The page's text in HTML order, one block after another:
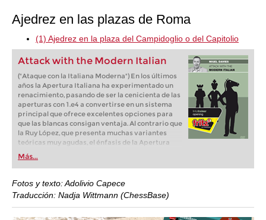
Ajedrez en las plazas de Roma
(1) Ajedrez en la plaza del Campidoglio o del Capitolio
Attack with the Modern Italian
("Ataque con la Italiana Moderna") En los últimos
años la Apertura Italiana ha experimentado un
renacimiento, pasando de ser la cenicienta de las
aperturas con 1.e4 a convertirse en un sistema
principal que ofrece excelentes opciones para
que las blancas consigan ventaja. Al contrario que
la Ruy López, que presenta muchas variantes
teóricas muy agudas, el énfasis de la Apertura
Italiana radica en conocer dónde deben situarse
las piezas y en comprender los planes e ideas
claves.
Más...
Fotos y texto: Adolivio Capece
Traducción: Nadja Wittmann (ChessBase)